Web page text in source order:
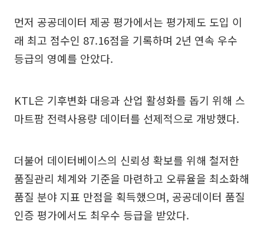
먼저 공공데이터 제공 평가에서는 평가제도 도입 이
래 최고 점수인 87.16점을 기록하며 2년 연속 우수
등급의 영예를 안았다.
KTL은 기후변화 대응과 산업 활성화를 돕기 위해 스
마트팜 전력사용량 데이터를 선제적으로 개방했다.
더불어 데이터베이스의 신뢰성 확보를 위해 철저한
품질관리 체계와 기준을 마련하고 오류율을 최소화해
품질 분야 지표 만점을 획득했으며, 공공데이터 품질
인증 평가에서도 최우수 등급을 받았다.